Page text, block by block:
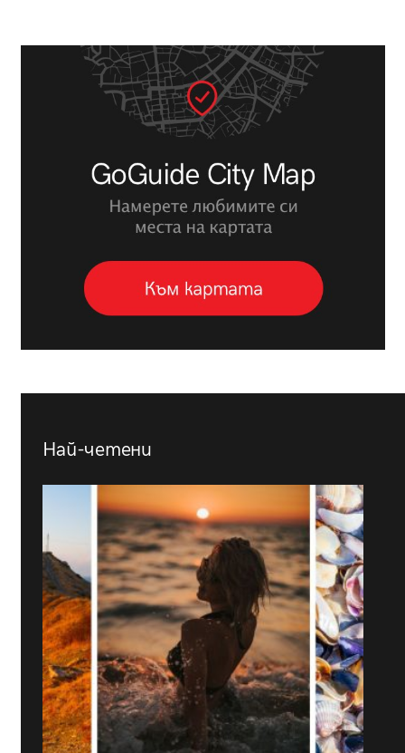
Най-четени